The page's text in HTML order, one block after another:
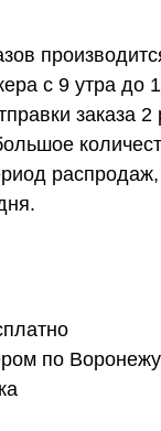
с 9 утра до
заказа
распродаж,
по Воронежу